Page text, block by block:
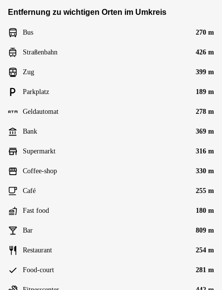
Entfernung zu wichtigen Orten im Umkreis
Bus 270 m
Straßenbahn 426 m
Zug 399 m
Parkplatz 189 m
Geldautomat 278 m
Bank 369 m
Supermarkt 316 m
Coffee-shop 330 m
Café 255 m
Fast food 180 m
Bar 809 m
Restaurant 254 m
Food-court 281 m